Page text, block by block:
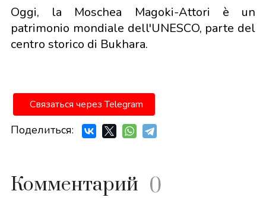
Oggi, la Moschea Magoki-Attori è un
patrimonio mondiale dell'UNESCO, parte del
centro storico di Bukhara.
Связаться через Telegram
Поделиться:
Комментарий 0